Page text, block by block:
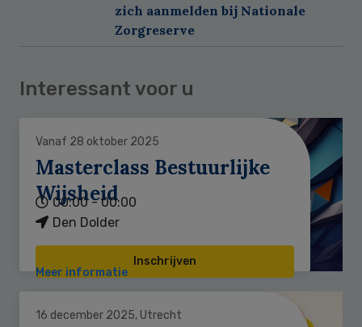
zich aanmelden bij Nationale
Zorgreserve
Interessant voor u
Vanaf 28 oktober 2025
Masterclass Bestuurlijke
Wijsheid
00:00 - 00:00
Den Dolder
Inschrijven
Meer informatie
16 december 2025, Utrecht